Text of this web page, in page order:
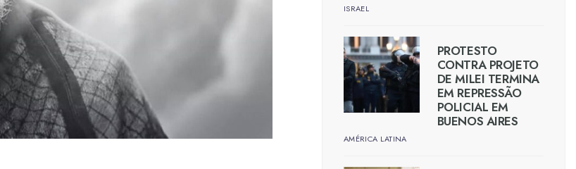
ISRAEL
PROTESTO
CONTRA PROJETO
DE MILEI TERMINA
EM REPRESSÃO
POLICIAL EM
BUENOS AIRES
AMÉRICA LATINA